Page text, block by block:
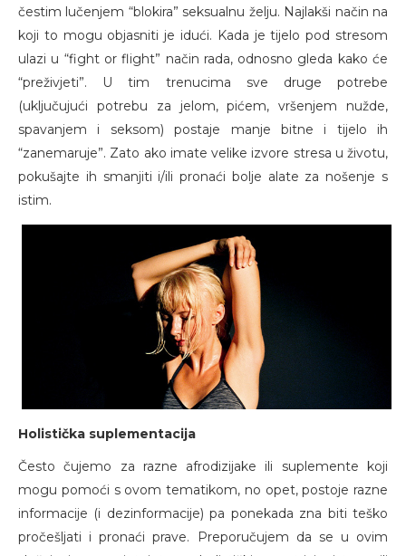
čestim lučenjem “blokira” seksualnu želju. Najlakši način na
koji to mogu objasniti je idući. Kada je tijelo pod stresom
ulazi u “fight or flight” način rada, odnosno gleda kako će
“preživjeti”. U tim trenucima sve druge potrebe
(uključujući potrebu za jelom, pićem, vršenjem nužde,
spavanjem i seksom) postaje manje bitne i tijelo ih
“zanemaruje”. Zato ako imate velike izvore stresa u životu,
pokušajte ih smanjiti i/ili pronaći bolje alate za nošenje s
istim.
Holistička suplementacija
Često čujemo za razne afrodizijake ili suplemente koji
mogu pomoći s ovom tematikom, no opet, postoje razne
informacije (i dezinformacije) pa ponekada zna biti teško
pročešljati i pronaći prave. Preporučujem da se u ovim